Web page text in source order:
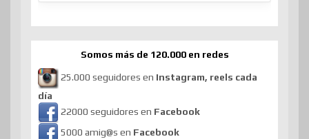
Somos más de 120.000 en redes
25.000 seguidores en Instagram, reels cada
día
22000 seguidores en Facebook
5000 amig@s en Facebook